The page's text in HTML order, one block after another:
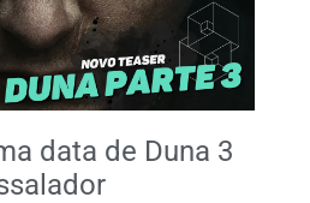
data de Duna 3